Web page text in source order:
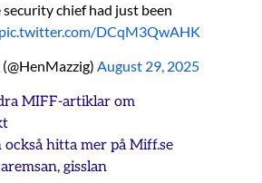
chief had just been
pic.twitter.com/DCqM3QwAHK
August 29, 2025
MIFF-artiklar om
också hitta mer på Miff.se
, gisslan